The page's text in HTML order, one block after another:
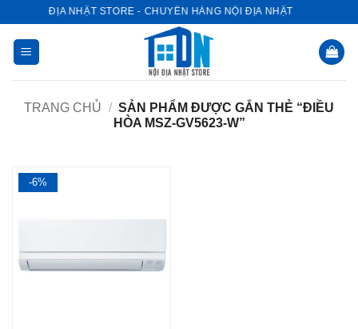
dung
NỘI ĐỊA NHẬT STORE - CHUYÊN HÀNG NỘI ĐỊA NHẬT
TRANG CHỦ / SẢN PHẨM ĐƯỢC GẮN THẺ “ĐIỀU
HÒA MSZ-GV5623-W”
-6%